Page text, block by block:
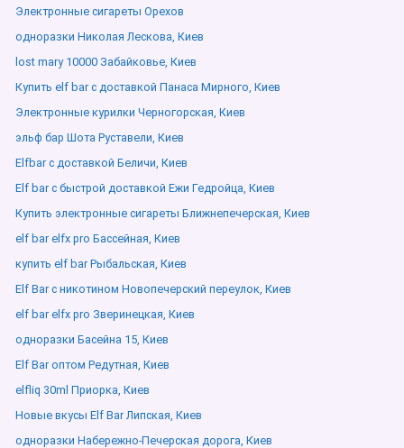
Электронные сигареты Орехов
одноразки Николая Лескова, Киев
lost mary 10000 Забайковье, Киев
Купить elf bar с доставкой Панаса Мирного, Киев
Электронные курилки Черногорская, Киев
эльф бар Шота Руставели, Киев
Elfbar с доставкой Беличи, Киев
Elf bar с быстрой доставкой Ежи Гедройца, Киев
Купить электронные сигареты Ближнепечерская, Киев
elf bar elfx pro Бассейная, Киев
купить elf bar Рыбальская, Киев
Elf Bar с никотином Новопечерский переулок, Киев
elf bar elfx pro Зверинецкая, Киев
одноразки Басейна 15, Киев
Elf Bar оптом Редутная, Киев
elfliq 30ml Приорка, Киев
Новые вкусы Elf Bar Липская, Киев
одноразки Набережно-Печерская дорога, Киев